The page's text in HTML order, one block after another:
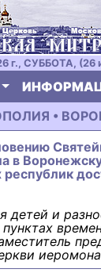
г., СУББОТА, (26
•
в
детей и